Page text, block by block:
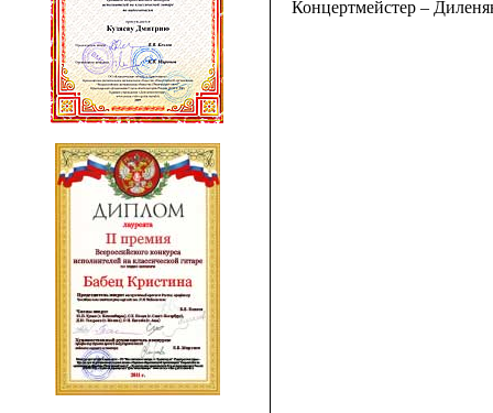
Концертмейстер –